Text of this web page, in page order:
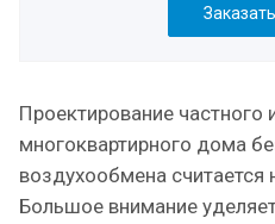
Проектирование частного
многоквартирного дома
воздухообмена
Большое внимание